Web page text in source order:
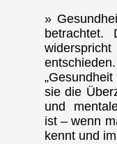
»
betrachtet.
sie die
und
ist – wenn
kennt und